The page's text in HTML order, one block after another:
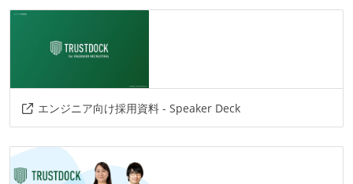
amazon-web-services
その他、現場で使われている技術
言語
swift
kotlin
プロジェクト管理
github
エンジニア向け採用資料 - Speaker Deck